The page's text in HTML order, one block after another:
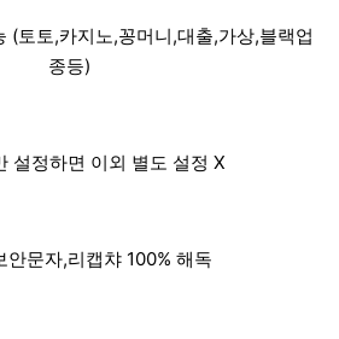
(토토,카지노,꽁머니,대출,가상,블랙업
종등)
설정하면 이외 별도 설정 X
안문자,리캡챠 100% 해독